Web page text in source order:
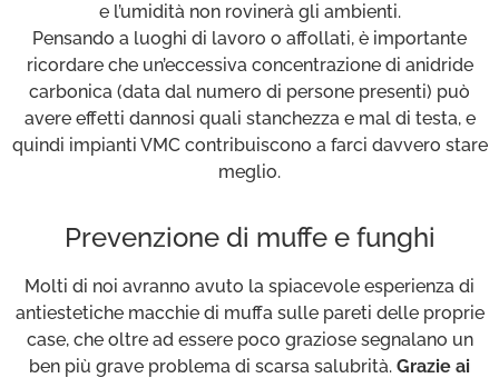
e l’umidità non rovinerà gli ambienti.
Pensando a luoghi di lavoro o affollati, è importante
ricordare che un’eccessiva concentrazione di anidride
carbonica (data dal numero di persone presenti) può
avere effetti dannosi quali stanchezza e mal di testa, e
quindi impianti VMC contribuiscono a farci davvero stare
meglio.
Prevenzione di muffe e funghi
Molti di noi avranno avuto la spiacevole esperienza di
antiestetiche macchie di muffa sulle pareti delle proprie
case, che oltre ad essere poco graziose segnalano un
ben più grave problema di scarsa salubrità. Grazie ai